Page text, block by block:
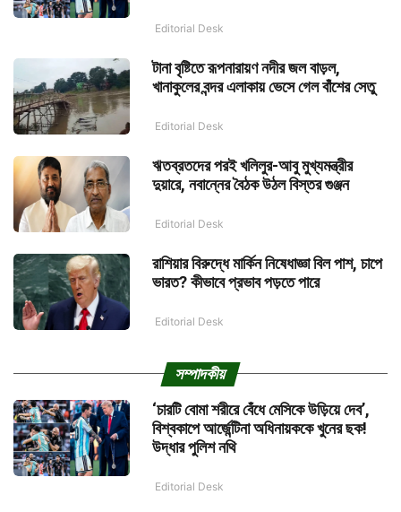
Editorial Desk
টানা বৃষ্টিতে রূপনারায়ণ নদীর জল বাড়ল,
খানাকুলের বন্দর এলাকায় ভেসে গেল বাঁশের সেতু
Editorial Desk
ঋতব্রতদের পরই খলিলুর-আবু মুখ্যমন্ত্রীর
দুয়ারে, নবান্নের বৈঠক উঠল বিস্তর গুঞ্জন
Editorial Desk
রাশিয়ার বিরুদ্ধে মার্কিন নিষেধাজ্ঞা বিল পাশ, চাপে
ভারত? কীভাবে প্রভাব পড়তে পারে
Editorial Desk
সম্পাদকীয়
‘চারটি বোমা শরীরে বেঁধে মেসিকে উড়িয়ে দেব’,
বিশ্বকাপে আর্জেন্টিনা অধিনায়ককে খুনের ছক!
উদ্ধার পুলিশ নথি
Editorial Desk